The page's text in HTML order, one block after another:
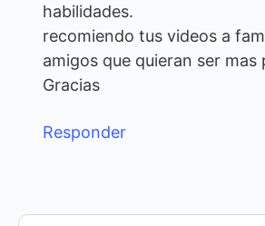
habilidades.
recomiendo tus videos a
amigos que quieran ser mas
Gracias
Responder